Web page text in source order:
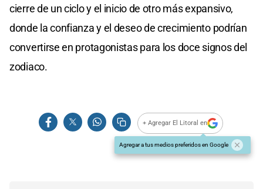
cierre de un ciclo y el inicio de otro más expansivo,
donde la confianza y el deseo de crecimiento podrían
convertirse en protagonistas para los doce signos del
zodiaco.
+ Agregar El Litoral en
Agregar a tus medios preferidos en Google